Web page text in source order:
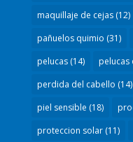
maquillaje de cejas(12)
pañuelos quimio (31)
pelucas(14) pelucas
perdida del cabello (14)
piel sensible (18)
proteccion solar(11)